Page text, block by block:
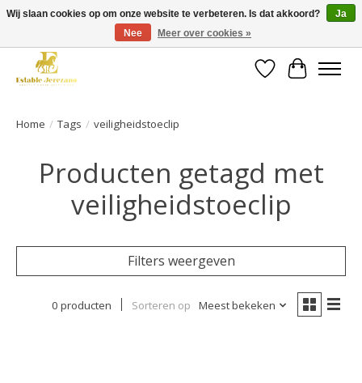
Gratis verzending vanaf €49 op een groot deel van ons assortiment
Verlanglijst
Home / Tags / veiligheidstoeclip
Producten getagd met
veiligheidstoeclip
Filters weergeven
0 producten Sorteren op Meest bekeken
Wij slaan cookies op om onze website te verbeteren. Is dat akkoord?
Ja
Nee
Meer over cookies »